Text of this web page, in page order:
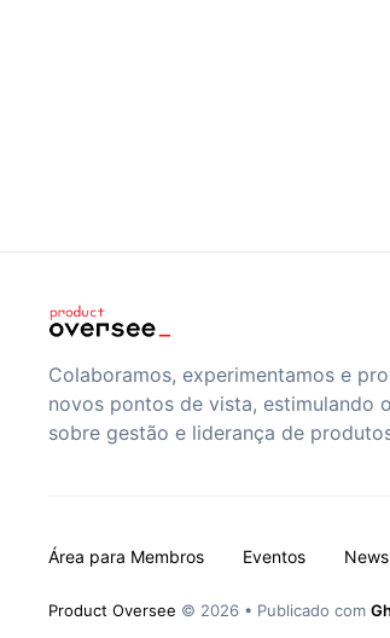
Colaboramos, experimentamos e
novos pontos de vista, estimulando
sobre gestão e liderança de
Área para Membros Eventos
Product Oversee © 2026 • Publicado com